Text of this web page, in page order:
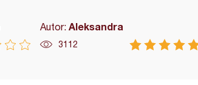
Autor: Aleksandra
3112